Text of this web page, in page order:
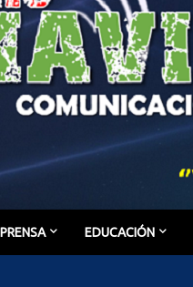
PRENSA EDUCACIÓN